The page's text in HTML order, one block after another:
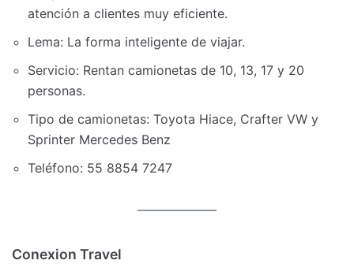
atención a clientes muy eficiente.
Lema: La forma inteligente de viajar.
Servicio: Rentan camionetas de 10, 13, 17 y 20
personas.
Tipo de camionetas: Toyota Hiace, Crafter VW y
Sprinter Mercedes Benz
Teléfono: 55 8854 7247
Conexion Travel